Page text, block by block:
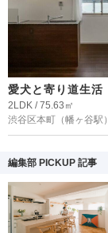
愛犬と寄り道生活
2LDK / 75.63㎡
渋谷区本町 （幡ヶ谷駅）
編集部 PICKUP 記事